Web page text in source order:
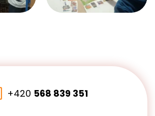
+420 568 839 351